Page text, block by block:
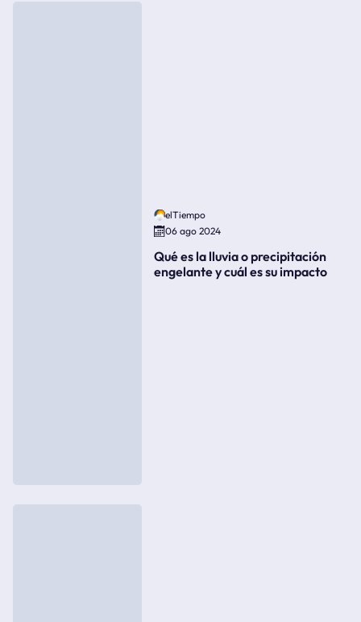
elTiempo
06 ago 2024
Qué es la lluvia o precipitación
engelante y cuál es su impacto